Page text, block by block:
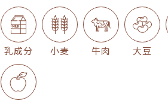
乳成分 小麦 牛肉 大豆